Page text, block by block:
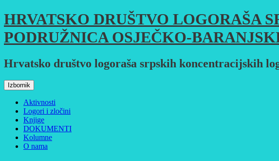
Skoči
do
sadržaja
HRVATSKO DRUŠTVO LOGORAŠA
PODRUŽNICA OSJEČKO-
Hrvatsko društvo logoraša srpskih koncentracijskih
Izbornik
Aktivnosti
Logori i zločini
Knjige
DOKUMENTI
Kolumne
O nama